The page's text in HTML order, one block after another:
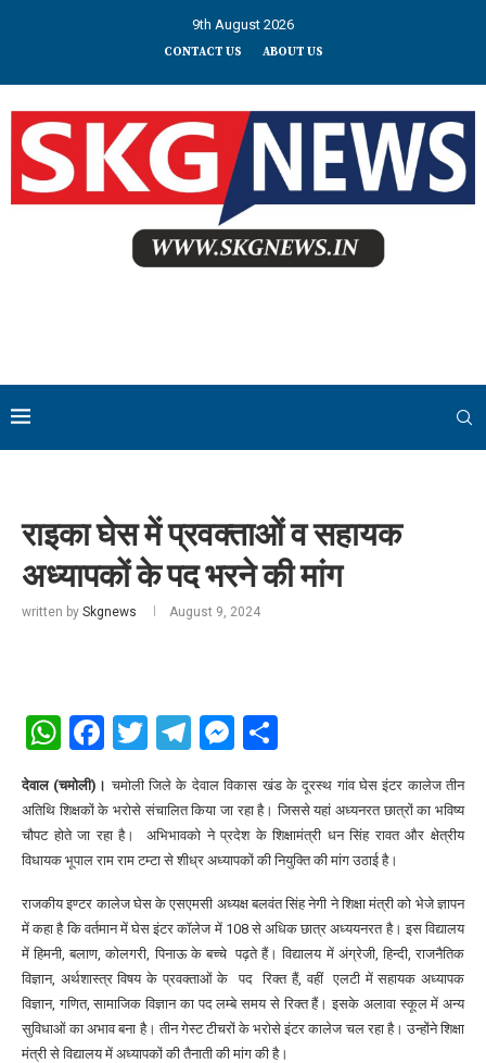
9th August 2026
CONTACT US ABOUT US
राइका घेस में प्रवक्ताओं व सहायक
अध्यापकों के पद भरने की मांग
written by Skgnews August 9, 2024
WhatsApp
Facebook
Twitter
Telegram
Messenger
देवाल (चमोली)। चमोली जिले के देवाल विकास खंड के दूरस्थ गांव घेस इंटर कालेज तीन
अतिथि शिक्षकों के भरोसे संचालित किया जा रहा है। जिससे यहां अध्यनरत छात्रों का भविष्य
चौपट होते जा रहा है। अभिभावको ने प्रदेश के शिक्षामंत्री धन सिंह रावत और क्षेत्रीय
विधायक भूपाल राम राम टम्टा से शीध्र अध्यापकों की नियुक्ति की मांग उठाई है।
राजकीय इण्टर कालेज घेस के एसएमसी अध्यक्ष बलवंत सिंह नेगी ने शिक्षा मंत्री को भेजे ज्ञापन
में कहा है कि वर्तमान में घेस इंटर कॉलेज में 108 से अधिक छात्र अध्ययनरत है। इस विद्यालय
में हिमनी, बलाण, कोलगरी, पिनाऊ के बच्चे पढ़ते हैं। विद्यालय में अंग्रेजी, हिन्दी, राजनैतिक
विज्ञान, अर्थशास्त्र विषय के प्रवक्ताओं के पद रिक्त हैं, वहीं एलटी में सहायक अध्यापक
विज्ञान, गणित, सामाजिक विज्ञान का पद लम्बे समय से रिक्त हैं। इसके अलावा स्कूल में अन्य
सुविधाओं का अभाव बना है। तीन गेस्ट टीचरों के भरोसे इंटर कालेज चल रहा है। उन्होंने शिक्षा
मंत्री से विद्यालय में अध्यापकों की तैनाती की मांग की है।